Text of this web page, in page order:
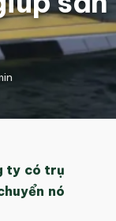
ty có trụ
nó